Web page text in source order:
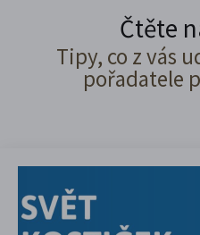
Čtěte
Tipy, co z vás
pořadatele